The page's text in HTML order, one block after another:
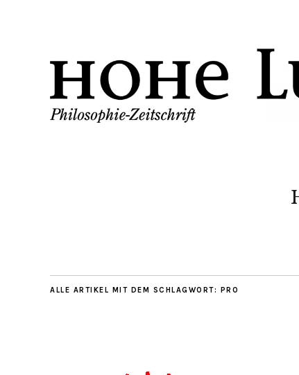
ALLE ARTIKEL MIT DEM SCHLAGWORT: PRO